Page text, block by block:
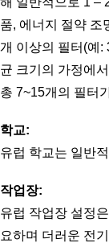
품, 에너지 절약 조
개 이상의 필터(예:
균 크기의 가정에
총 7~15개의 필터
학교:
유럽 학교는 일반
작업장:
유럽 작업장 설정
요하며 더러운 전